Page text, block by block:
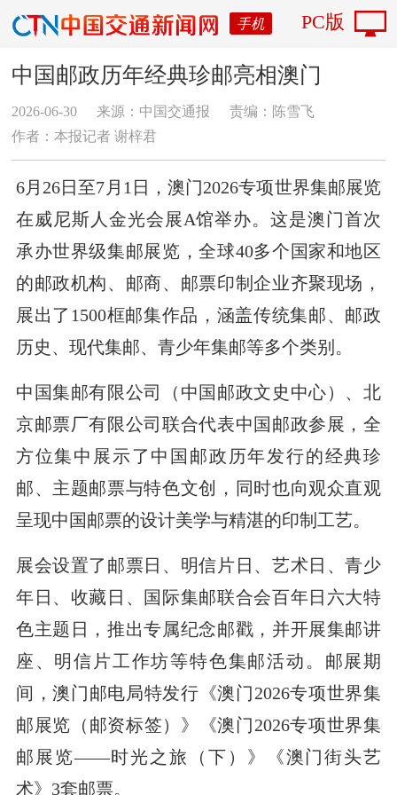
手机 PC版
中国邮政历年经典珍邮亮相澳门
2026-06-30 来源：中国交通报
责编：陈雪飞
作者：本报记者 谢梓君
6月26日至7月1日，澳门2026专项世界集邮展览
在威尼斯人金光会展A馆举办。这是澳门首次
承办世界级集邮展览，全球40多个国家和地区
的邮政机构、邮商、邮票印制企业齐聚现场，
展出了1500框邮集作品，涵盖传统集邮、邮政
历史、现代集邮、青少年集邮等多个类别。
中国集邮有限公司（中国邮政文史中心）、北
京邮票厂有限公司联合代表中国邮政参展，全
方位集中展示了中国邮政历年发行的经典珍
邮、主题邮票与特色文创，同时也向观众直观
呈现中国邮票的设计美学与精湛的印制工艺。
展会设置了邮票日、明信片日、艺术日、青少
年日、收藏日、国际集邮联合会百年日六大特
色主题日，推出专属纪念邮戳，并开展集邮讲
座、明信片工作坊等特色集邮活动。邮展期
间，澳门邮电局特发行《澳门2026专项世界集
邮展览（邮资标签）》《澳门2026专项世界集
邮展览——时光之旅（下）》《澳门街头艺
术》3套邮票。